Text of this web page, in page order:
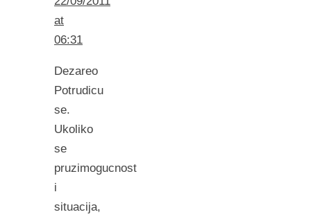
at
06:31
Dezareo
Potrudicu
se.
Ukoliko
se
pruzimogucnost
i
situacija,